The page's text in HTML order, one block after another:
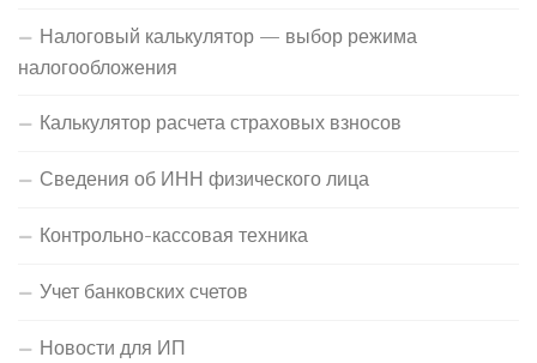
Налоговый калькулятор — выбор режима
налогообложения
Калькулятор расчета страховых взносов
Сведения об ИНН физического лица
Контрольно-кассовая техника
Учет банковских счетов
Новости для ИП